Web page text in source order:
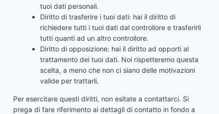
tuoi dati personali.
Diritto di trasferire i tuoi dati: hai il diritto di
richiedere tutti i tuoi dati dal controllore e trasferirli
tutti quanti ad un altro controllore.
Diritto di opposizione: hai il diritto ad opporti al
trattamento dei tuoi dati. Noi rispetteremo questa
scelta, a meno che non ci siano delle motivazioni
valide per trattarli.
Per esercitare questi diritti, non esitate a contattarci. Si
prega di fare riferimento ai dettagli di contatto in fondo a